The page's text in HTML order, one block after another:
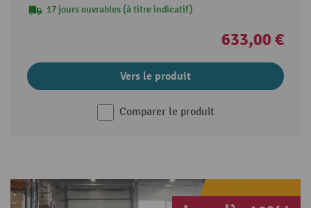
17 jours ouvrables (à titre indicatif)
633,00 €
Vers le produit
Comparer le produit